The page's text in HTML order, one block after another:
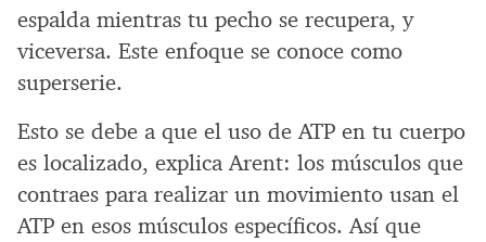
espalda mientras tu pecho se recupera, y
viceversa. Este enfoque se conoce como
superserie.
Esto se debe a que el uso de ATP en tu cuerpo
es localizado, explica Arent: los músculos que
contraes para realizar un movimiento usan el
ATP en esos músculos específicos. Así que